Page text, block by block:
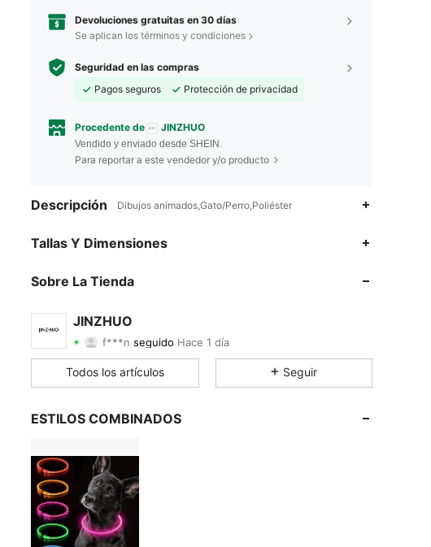
Devoluciones gratuitas en 30 días
Se aplican los términos y condiciones
Seguridad en las compras
Pagos seguros
Protección de privacidad
Procedente de JINZHUO
Vendido y enviado desde SHEIN.
Para reportar a este vendedor y/o producto
Descripción Dibujos animados,Gato/Perro,Poliéster
Tallas Y Dimensiones
Sobre La Tienda
JINZHUO
f***n
4.87 Calificación 37Artículos
4.87
4.87 37
4.87
4.87
Todos los artículos Seguir
ESTILOS COMBINADOS